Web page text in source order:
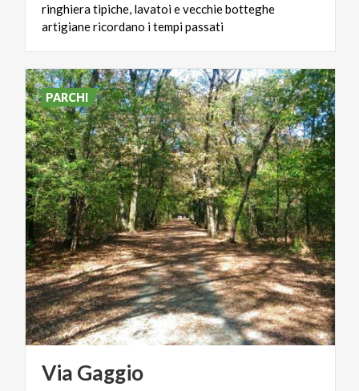
ringhiera tipiche, lavatoi e vecchie botteghe
artigiane ricordano i tempi passati
Via Gaggio
PARCHI